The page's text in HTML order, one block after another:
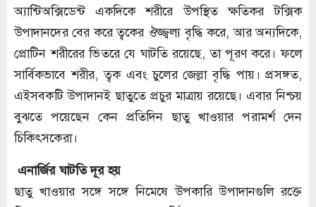
অ্যান্টিঅক্সিডেন্ট একদিকে শরীরে উপস্থিত ক্ষতিকর টক্সিক
উপাদানদের বের করে ত্বকের ঔজ্জ্বল্য বৃদ্ধি করে, আর অন্যদিকে,
প্রোটিন শরীরের ভিতরে যে ঘাটতি রয়েছে, তা পূরণ করে। ফলে
সার্বিকভাবে শরীর, ত্বক এবং চুলের জেল্লা বৃদ্ধি পায়। প্রসঙ্গত,
এইসবকটি উপাদানই ছাতুতে প্রচুর মাত্রায় রয়েছে। এবার নিশ্চয়
বুঝতে পয়েছেন কেন প্রতিদিন ছাতু খাওয়ার পরামর্শ দেন
চিকিৎসকেরা।
এনার্জির ঘাটতি দূর হয়
ছাতু খাওয়ার সঙ্গে সঙ্গে নিমেষে উপকারি উপাদানগুলি রক্তে